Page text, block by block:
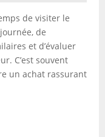
de visiter le
de
et d’évaluer
C’est souvent
un achat rassurant